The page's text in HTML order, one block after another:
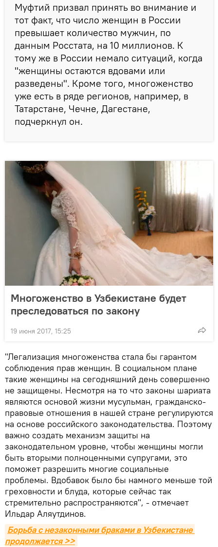
Муфтий призвал принять во внимание и
тот факт, что число женщин в России
превышает количество мужчин, по
данным Росстата, на 10 миллионов. К
тому же в России немало ситуаций, когда
"женщины остаются вдовами или
разведены". Кроме того, многоженство
уже есть в ряде регионов, например, в
Татарстане, Чечне, Дагестане,
подчеркнул он.
Многоженство в Узбекистане будет
преследоваться по закону
19 июня 2017, 15:25
"Легализация многоженства стала бы гарантом
соблюдения прав женщин. В социальном плане
такие женщины на сегодняшний день совершенно
не защищены. Несмотря на то что законы шариата
являются основой жизни мусульман, гражданско-
правовые отношения в нашей стране регулируются
на основе российского законодательства. Поэтому
важно создать механизм защиты на
законодательном уровне, чтобы женщины могли
быть вторыми полноценными супругами, это
поможет разрешить многие социальные
проблемы. Вдобавок было бы намного меньше той
греховности и блуда, которые сейчас так
стремительно распространяются", - отмечает
Ильдар Аляутдинов.
Борьба с незаконными браками в Узбекистане
продолжается >>